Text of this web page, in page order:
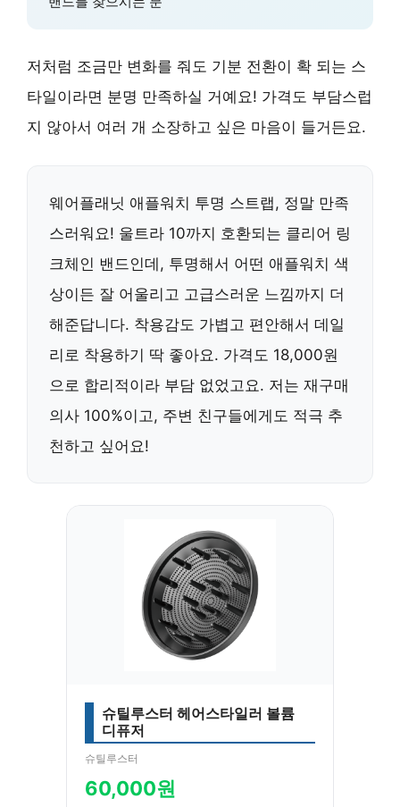
저처럼 조금만 변화를 줘도 기분 전환이 확 되는 스
타일이라면 분명 만족하실 거예요! 가격도 부담스럽
지 않아서 여러 개 소장하고 싶은 마음이 들거든요.
웨어플래닛 애플워치 투명 스트랩, 정말 만족
스러워요! 울트라 10까지 호환되는 클리어 링
크체인 밴드인데, 투명해서 어떤 애플워치 색
상이든 잘 어울리고 고급스러운 느낌까지 더
해준답니다. 착용감도 가볍고 편안해서 데일
리로 착용하기 딱 좋아요. 가격도 18,000원
으로 합리적이라 부담 없었고요. 저는 재구매
의사 100%이고, 주변 친구들에게도 적극 추
천하고 싶어요!
슈틸루스터 헤어스타일러 볼륨
디퓨저
슈틸루스터
60,000원